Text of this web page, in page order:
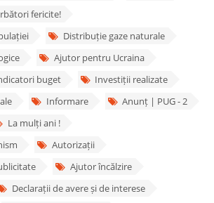
fericite!
Distribuție gaze naturale
Ajutor pentru Ucraina
buget
Investiții realizate
Informare
Anunț | PUG - 2
La mulți ani !
Autorizații
Ajutor încălzire
Declarații de avere și de interese